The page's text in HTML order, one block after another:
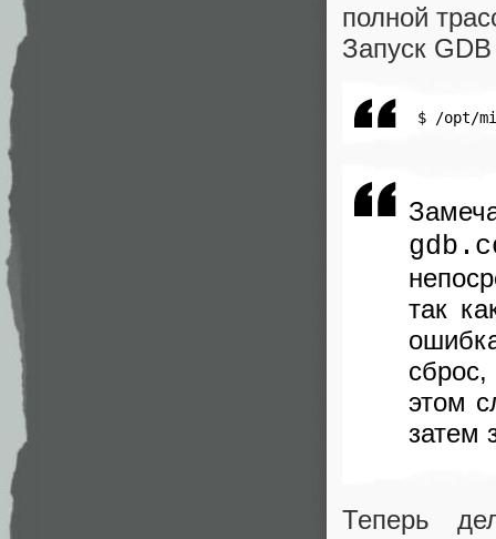
полной
Запуск
$ /opt/
так
этом
затем
Теперь